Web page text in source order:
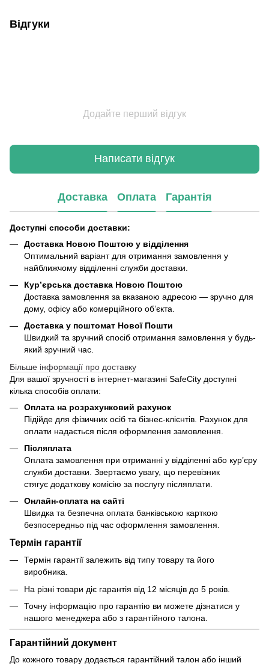
Відгуки
Додайте перший відгук
Написати відгук
Доставка Оплата Гарантія
Доступні способи доставки:
Доставка Новою Поштою у відділення
Оптимальний варіант для отримання замовлення у
найближчому відділенні служби доставки.
Кур’єрська доставка Новою Поштою
Доставка замовлення за вказаною адресою — зручно для
дому, офісу або комерційного об’єкта.
Доставка у поштомат Нової Пошти
Швидкий та зручний спосіб отримання замовлення у будь-
який зручний час.
Більше інформації про доставку
Для вашої зручності в інтернет-магазині SafeCity доступні
кілька способів оплати:
Оплата на розрахунковий рахунок
Підійде для фізичних осіб та бізнес-клієнтів. Рахунок для
оплати надається після оформлення замовлення.
Післяплата
Оплата замовлення при отриманні у відділенні або кур’єру
служби доставки. Звертаємо увагу, що перевізник
стягує додаткову комісію за послугу післяплати.
Онлайн-оплата на сайті
Швидка та безпечна оплата банківською карткою
безпосередньо під час оформлення замовлення.
Термін гарантії
Термін гарантії залежить від типу товару та його
виробника.
На різні товари діє гарантія від 12 місяців до 5 років.
Точну інформацію про гарантію ви можете дізнатися у
нашого менеджера або з гарантійного талона.
Гарантійний документ
До кожного товару додається гарантійний талон або інший